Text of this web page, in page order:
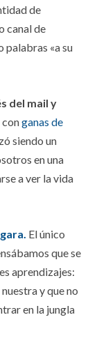
de
canal de
palabras «a su
del mail y
conganas de
siendo un
en una
a ver la vida
El único
que se
aprendizajes:
y que no
en la jungla